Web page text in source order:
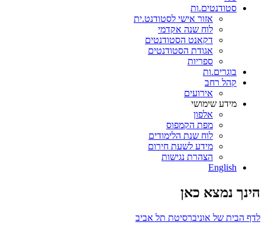
סטודנטים.ות
אזור אישי לסטודנט.ית
לוח שנה אקדמי
דקאנט הסטודנטים
אגודת הסטודנטים
ספריות
בוגרים.ות
קהל רחב
אירועים
מידע שימושי
אלפון
מפת הקמפוס
לוח שנת הלימודים
מידע לשעת חירום
הצהרת נגישות
English
הינך נמצא כאן
לדף הבית של אוניברסיטת תל אביב